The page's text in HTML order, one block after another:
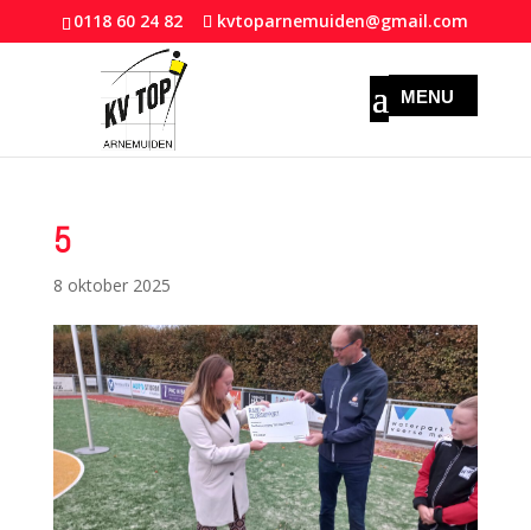
0118 60 24 82 kvtoparnemuiden@gmail.com
5
8 oktober 2025